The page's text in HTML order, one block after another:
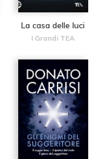
La casa delle luci
I Grandi TEA